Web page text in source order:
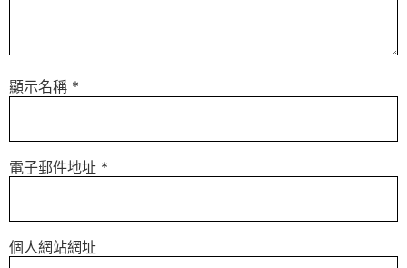
顯示名稱 *
電子郵件地址 *
個人網站網址